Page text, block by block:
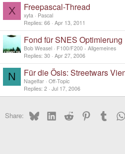
X Freepascal-Thread
xyta
Pascal
Replies 66 Apr 13, 2011
Fond für SNES Optimierung
Bob Weasel
F100/F200 - Allgemeines
Replies 30 Apr 27, 2006
N Für die Ösis: Streetwars
Nagelfar Off-Topic
Replies 2 Jul 17, 2006
Share: BlueskyLinkedInReddit PinterestTumblr